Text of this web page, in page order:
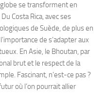
se transforment en
Costa Rica, avec ses
de Suède, de plus en
de s’adapter aux
En Asie, le Bhoutan, par
brut et le respect de la
Fascinant, n’est-ce pas ?
où l’on pourrait allier